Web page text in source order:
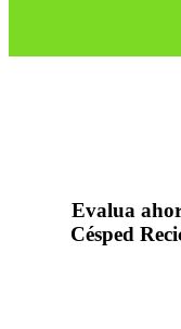
Evalua
Césped